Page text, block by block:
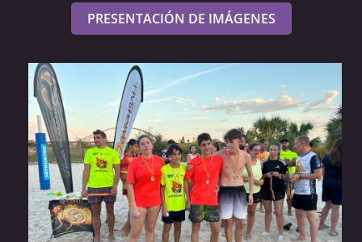
PRESENTACIÓN DE IMÁGENES